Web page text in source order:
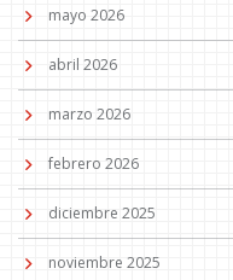
mayo 2026
abril 2026
marzo 2026
febrero 2026
diciembre 2025
noviembre 2025